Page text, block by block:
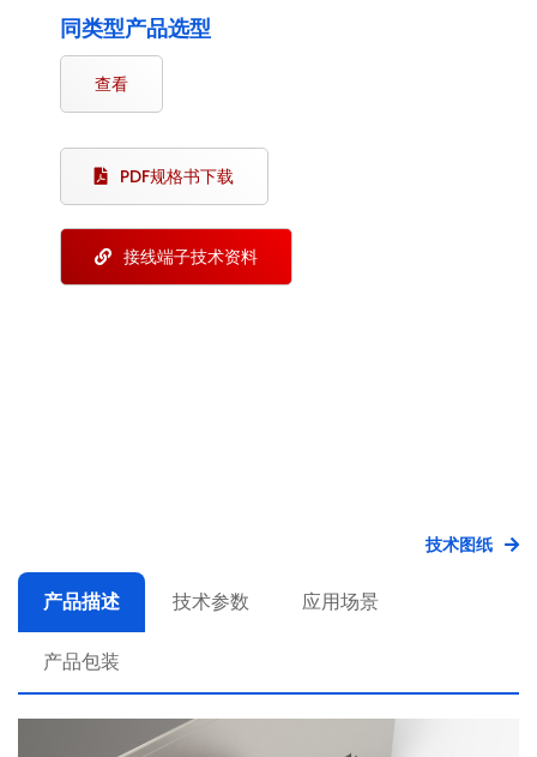
同类型产品选型
查看
PDF规格书下载
接线端子技术资料
产品描述 技术参数 应用场景
产品包装
技术图纸